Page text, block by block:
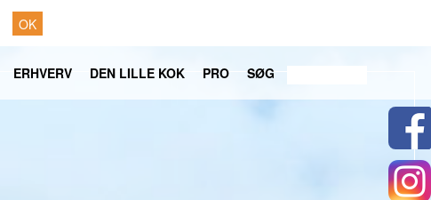
OK
ERHVERV DEN LILLE KOK PRO SØG